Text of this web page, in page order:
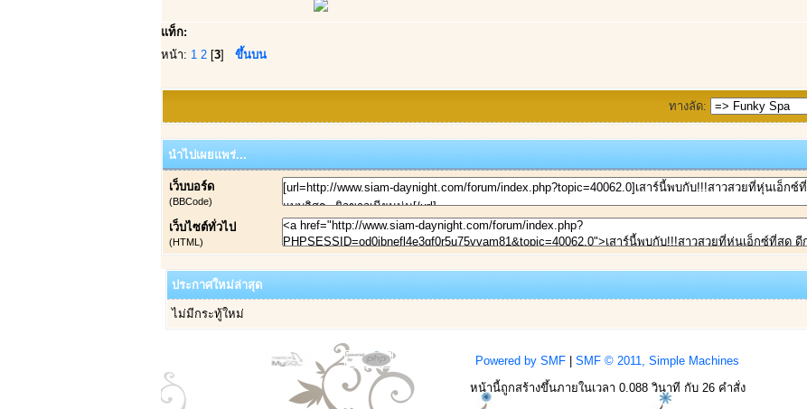
แท็ก:
หน้า: 1 2 [3] ขึ้นบน
ทางลัด:
นำไปเผยแพร่...
เว็บบอร์ด
(BBCode)
เว็บไซต์ทั่วไป
(HTML)
ประกาศใหม่ล่าสุด
ไม่มีกระทู้ใหม่
Powered by SMF | SMF © 2011, Simple Machines
หน้านี้ถูกสร้างขึ้นภายในเวลา 0.088 วินาที กับ 26 คำสั่ง